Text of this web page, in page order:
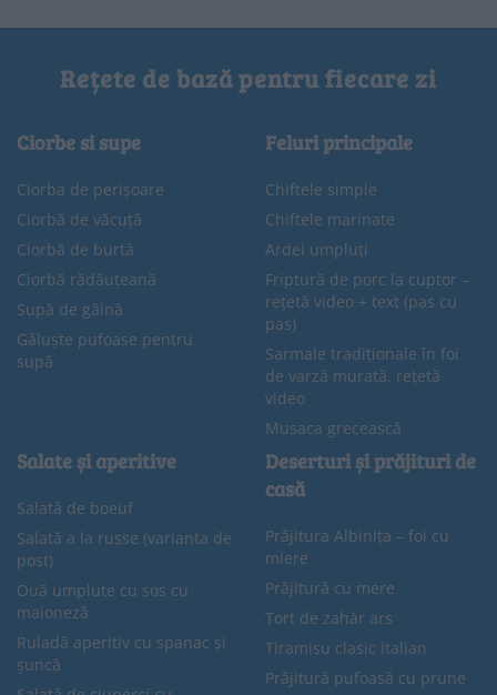
Rețete de bază pentru fiecare zi
Ciorbe si supe
Ciorba de perișoare
Ciorbă de văcuță
Ciorbă de burtă
Ciorbă rădăuțeană
Supă de găină
Găluște pufoase pentru
supă
Feluri principale
Chiftele simple
Chiftele marinate
Ardei umpluți
Friptură de porc la cuptor –
rețetă video + text (pas cu
pas)
Sarmale tradiționale în foi
de varză murată, rețetă
video
Musaca grecească
Salate și aperitive
Salată de boeuf
Salată a la russe (varianta de
post)
Ouă umplute cu sos cu
maioneză
Ruladă aperitiv cu spanac și
șuncă
Deserturi și prăjituri de
casă
Prăjitura Albinița – foi cu
miere
Prăjitură cu mere
Tort de zahăr ars
Tiramisu clasic italian
Prăjitură pufoasă cu prune